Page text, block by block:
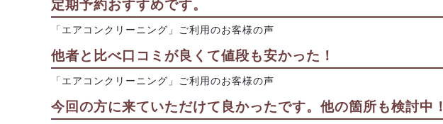
定期予約おすすめです。
「エアコンクリーニング」ご利用のお客様の声
他者と比べ口コミが良くて値段も安かった！
「エアコンクリーニング」ご利用のお客様の声
今回の方に来ていただけて良かったです。他の箇所も検討中！